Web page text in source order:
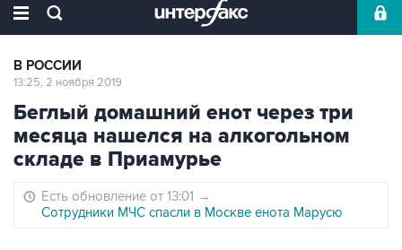
В РОССИИ
13:25, 2 ноября 2019
Беглый домашний енот через три
месяца нашелся на алкогольном
складе в Приамурье
Есть обновление от 13:01 →
Сотрудники МЧС спасли в Москве енота Марусю